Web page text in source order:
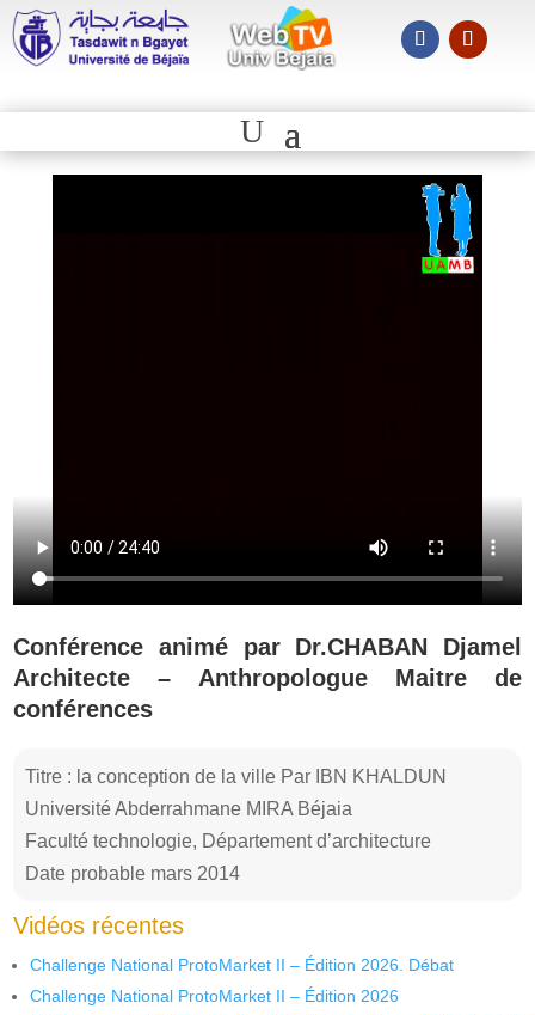
Conférence animé par Dr.CHABAN Djamel
Architecte – Anthropologue Maitre de
conférences
Titre : la conception de la ville Par IBN KHALDUN
Université Abderrahmane MIRA Béjaia
Faculté technologie, Département d’architecture
Date probable mars 2014
Vidéos récentes
Challenge National ProtoMarket II – Édition 2026. Débat
Challenge National ProtoMarket II – Édition 2026